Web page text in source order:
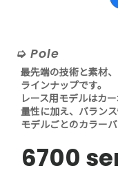
Pole
最先端の技術と素材
ラインナップです。
レース用モデルはカ
量性に加え、バラン
モデルごとのカラー
6700